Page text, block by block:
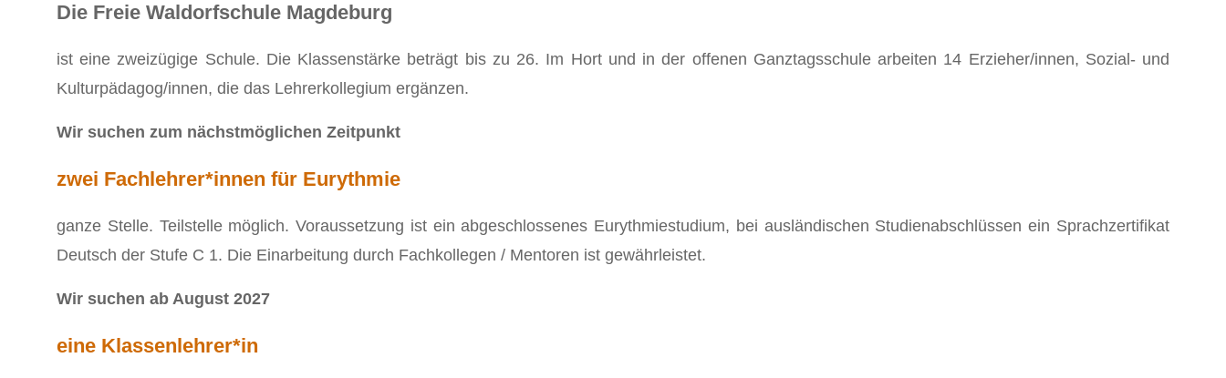
Die Freie Waldorfschule Magdeburg
ist eine zweizügige Schule. Die Klassenstärke beträgt bis zu 26. Im Hort und in der offenen Ganztagsschule arbeiten 14 Erzieher/innen, Sozial- und
Kulturpädagog/innen, die das Lehrerkollegium ergänzen.
Wir suchen zum nächstmöglichen Zeitpunkt
zwei Fachlehrer*innen für Eurythmie
ganze Stelle. Teilstelle möglich. Voraussetzung ist ein abgeschlossenes Eurythmiestudium, bei ausländischen Studienabschlüssen ein Sprachzertifikat
Deutsch der Stufe C 1. Die Einarbeitung durch Fachkollegen / Mentoren ist gewährleistet.
Wir suchen ab August 2027
eine Klassenlehrer*in